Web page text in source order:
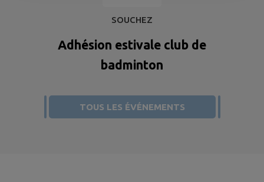
SOUCHEZ
Adhésion estivale club de
badminton
TOUS LES ÉVÉNEMENTS